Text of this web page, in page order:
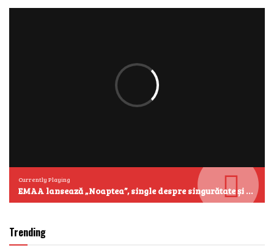
Currently Playing
EMAA lansează „Noaptea”, single despre singurătate și emoțiile care se aud cel mai clar după miezul nopții
Trending